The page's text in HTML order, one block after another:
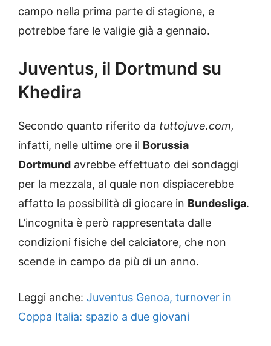
campo nella prima parte di stagione, e
potrebbe fare le valigie già a gennaio.
Juventus, il Dortmund su
Khedira
Secondo quanto riferito da tuttojuve.com,
infatti, nelle ultime ore il Borussia
Dortmund avrebbe effettuato dei sondaggi
per la mezzala, al quale non dispiacerebbe
affatto la possibilità di giocare in Bundesliga.
L’incognita è però rappresentata dalle
condizioni fisiche del calciatore, che non
scende in campo da più di un anno.
Leggi anche: Juventus Genoa, turnover in
Coppa Italia: spazio a due giovani